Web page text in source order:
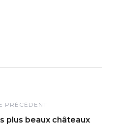
PRÉCÉDENT
plus beaux châteaux